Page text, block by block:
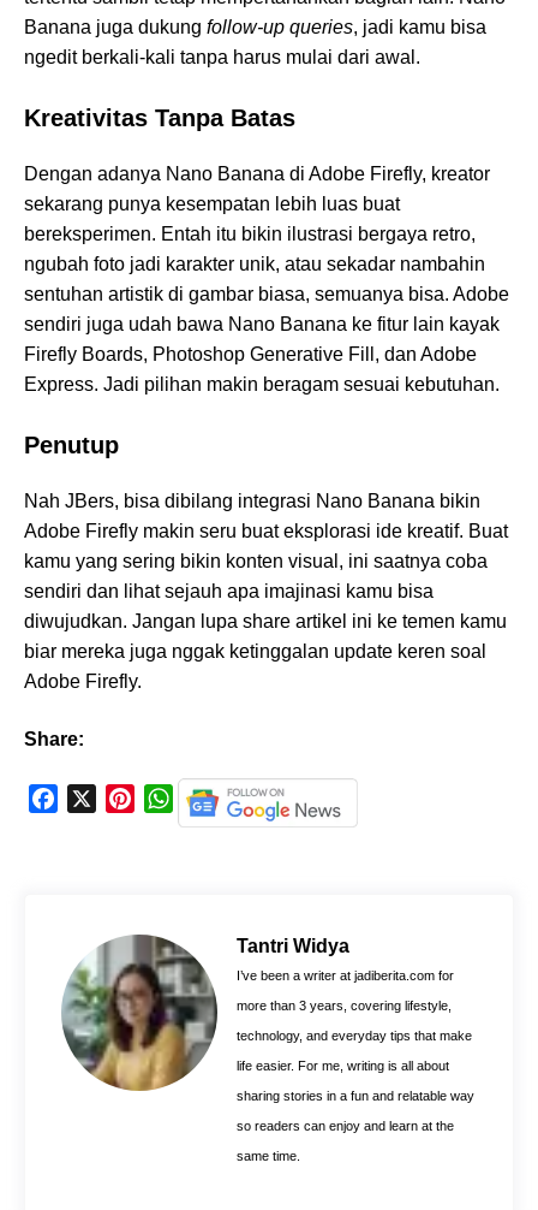
Banana juga dukung follow-up queries, jadi kamu bisa
ngedit berkali-kali tanpa harus mulai dari awal.
Kreativitas Tanpa Batas
Dengan adanya Nano Banana di Adobe Firefly, kreator
sekarang punya kesempatan lebih luas buat
bereksperimen. Entah itu bikin ilustrasi bergaya retro,
ngubah foto jadi karakter unik, atau sekadar nambahin
sentuhan artistik di gambar biasa, semuanya bisa. Adobe
sendiri juga udah bawa Nano Banana ke fitur lain kayak
Firefly Boards, Photoshop Generative Fill, dan Adobe
Express. Jadi pilihan makin beragam sesuai kebutuhan.
Penutup
Nah JBers, bisa dibilang integrasi Nano Banana bikin
Adobe Firefly makin seru buat eksplorasi ide kreatif. Buat
kamu yang sering bikin konten visual, ini saatnya coba
sendiri dan lihat sejauh apa imajinasi kamu bisa
diwujudkan. Jangan lupa share artikel ini ke temen kamu
biar mereka juga nggak ketinggalan update keren soal
Adobe Firefly.
Share:
k
e
s
t
W
h
A
p
p
Tantri Widya
I’ve been a writer at jadiberita.com for
more than 3 years, covering lifestyle,
technology, and everyday tips that make
life easier. For me, writing is all about
sharing stories in a fun and relatable way
so readers can enjoy and learn at the
same time.